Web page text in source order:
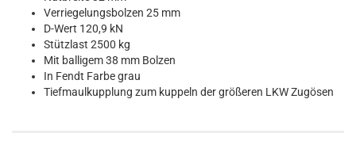
Verriegelungsbolzen 25 mm
D-Wert 120,9 kN
Stützlast 2500 kg
Mit balligem 38 mm Bolzen
In Fendt Farbe grau
Tiefmaulkupplung zum kuppeln der größeren LKW Zugösen